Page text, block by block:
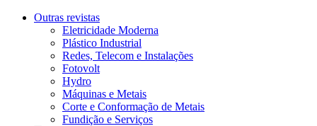
Outras revistas
Eletricidade Moderna
Plástico Industrial
Redes, Telecom e Instalações
Fotovolt
Hydro
Máquinas e Metais
Corte e Conformação de Metais
Fundição e Serviços